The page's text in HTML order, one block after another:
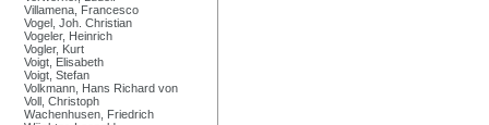
Villamena, Francesco
Vogel, Joh. Christian
Vogeler, Heinrich
Vogler, Kurt
Voigt, Elisabeth
Voigt, Stefan
Volkmann, Hans Richard von
Voll, Christoph
Wachenhusen, Friedrich